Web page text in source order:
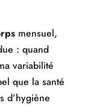
mensuel,
: quand
variabilité
que la santé
d’hygiène